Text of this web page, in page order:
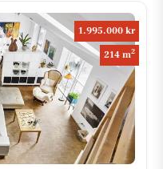
1.995.000 kr
214 m2